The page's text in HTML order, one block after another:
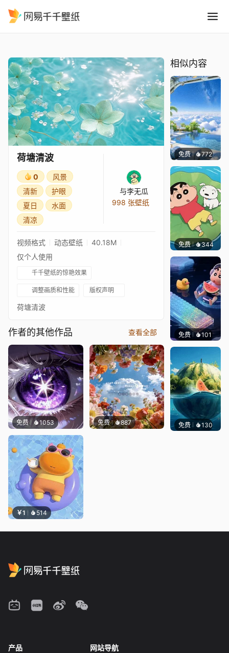
荷塘清波
0
风景
清新
护眼
夏日
水面
清凉
与李无瓜
998 张壁纸
视频格式 动态壁纸
40.18M
仅个人使用
千千壁纸的惊艳效果
调整画质和性能 版权声明
荷塘清波
作者的其他作品 查看全部
免费 1053 免费 887
￥1 514
相似内容
免费 772豆子
免费 344好看
免费 101好看
免费 130渔小小
产品 网站导航